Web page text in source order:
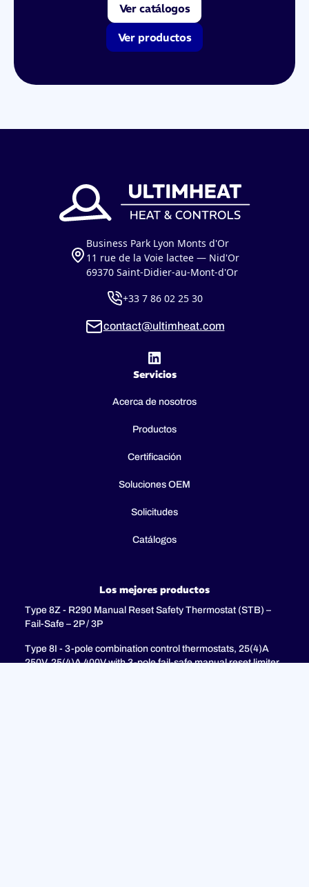
Ver catálogos
Ver productos
Business Park Lyon Monts d'Or
11 rue de la Voie lactee — Nid'Or
69370 Saint-Didier-au-Mont-d'Or
+33 7 86 02 25 30
contact@ultimheat.com
Servicios
Acerca de nosotros
Productos
Certificación
Soluciones OEM
Solicitudes
Catálogos
Los mejores productos
Type 8Z - R290 Manual Reset Safety Thermostat (STB) –
Fail-Safe – 2P / 3P
Type 8I - 3-pole combination control thermostats, 25(4)A
250V, 25(4)A 400V with 3-pole fail-safe manual reset limiter